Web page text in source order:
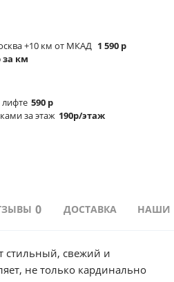
+10 км от МКАД 1 590 р
за км
лифте 590 р
за этаж 190р/этаж
0 ДОСТАВКА НАШИ
стильный, свежий и
не только кардинально